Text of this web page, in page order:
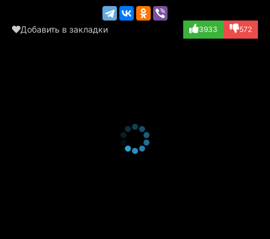
Добавить в закладки 3933 572